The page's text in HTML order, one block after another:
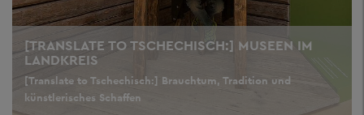
[TRANSLATE TO TSCHECHISCH:] MUSEEN IM
LANDKREIS
[Translate to Tschechisch:] Brauchtum, Tradition und
künstlerisches Schaffen